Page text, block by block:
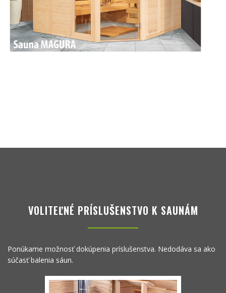
VOLITEĽNÉ PRÍSLUŠENSTVO K SAUNÁM
Ponúkame možnosť dokúpenia príslušenstva. Nedodáva sa ako
súčasť balenia sáun.